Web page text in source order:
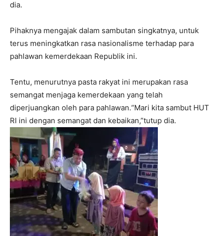
dia.
Pihaknya mengajak dalam sambutan singkatnya, untuk
terus meningkatkan rasa nasionalisme terhadap para
pahlawan kemerdekaan Republik ini.
Tentu, menurutnya pasta rakyat ini merupakan rasa
semangat menjaga kemerdekaan yang telah
diperjuangkan oleh para pahlawan.“Mari kita sambut HUT
RI ini dengan semangat dan kebaikan,”tutup dia.